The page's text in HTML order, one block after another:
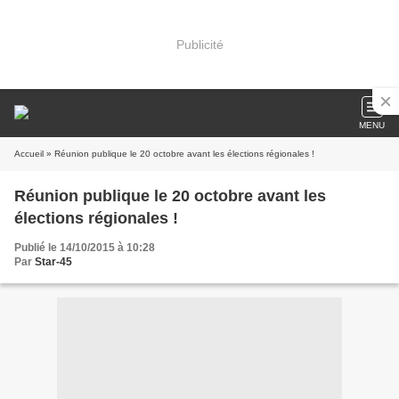
Publicité
MENU
Accueil » Réunion publique le 20 octobre avant les élections régionales !
Réunion publique le 20 octobre avant les
élections régionales !
Publié le 14/10/2015 à 10:28
Par Star-45